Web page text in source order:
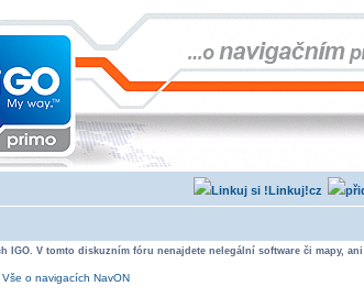
Linkuj!cz
V tomto diskuzním fóru nenajdete nelegální software či mapy,
Vše o navigacích NavON